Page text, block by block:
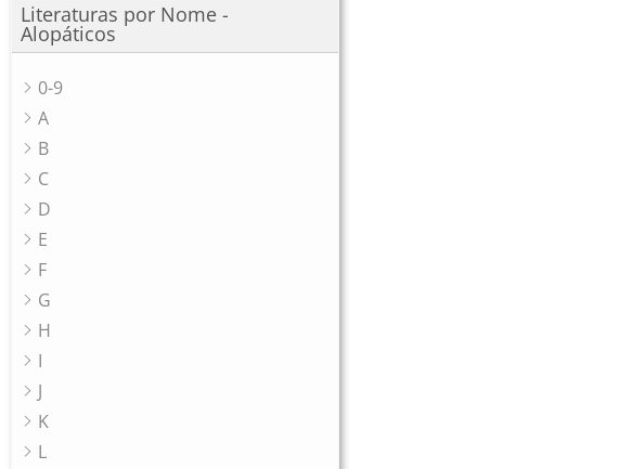
Literaturas por Nome -
Alopáticos
0-9
A
B
C
D
E
F
G
H
I
J
K
L